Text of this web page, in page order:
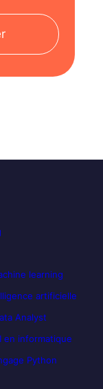
learning
artificielle
Analyst
en informatique
Python